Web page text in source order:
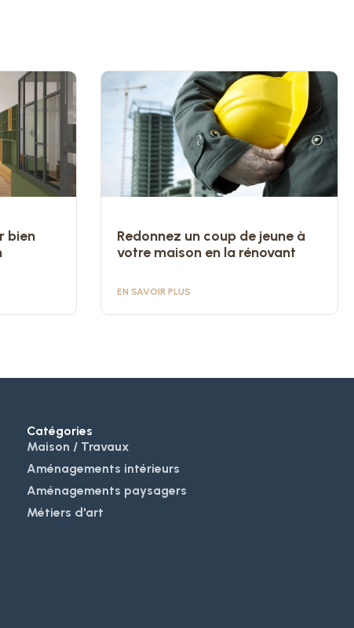
bien
Redonnez un coup de jeune à
votre maison en la rénovant
EN SAVOIR PLUS
Catégories
Maison / Travaux
Aménagements intérieurs
Aménagements paysagers
Métiers d'art